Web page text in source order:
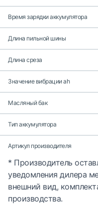
Время зарядки аккумулятора
Длина пильной шины
Длина среза
Значение вибрации ah
Масляный бак
Тип аккумулятора
Артикул производителя
* Производитель
уведомления дилера
внешний вид,
производства.